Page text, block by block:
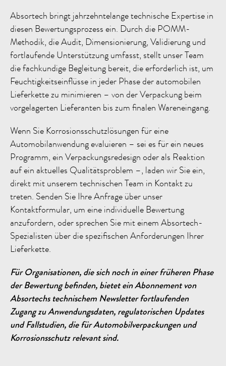
Absortech bringt jahrzehntelange technische Expertise in
diesen Bewertungsprozess ein. Durch die POMM-
Methodik, die Audit, Dimensionierung, Validierung und
fortlaufende Unterstützung umfasst, stellt unser Team
die fachkundige Begleitung bereit, die erforderlich ist, um
Feuchtigkeitseinflüsse in jeder Phase der automobilen
Lieferkette zu minimieren – von der Verpackung beim
vorgelagerten Lieferanten bis zum finalen Wareneingang.
Wenn Sie Korrosionsschutzlösungen für eine
Automobilanwendung evaluieren – sei es für ein neues
Programm, ein Verpackungsredesign oder als Reaktion
auf ein aktuelles Qualitätsproblem –, laden wir Sie ein,
direkt mit unserem technischen Team in Kontakt zu
treten. Senden Sie Ihre Anfrage über unser
Kontaktformular, um eine individuelle Bewertung
anzufordern, oder sprechen Sie mit einem Absortech-
Spezialisten über die spezifischen Anforderungen Ihrer
Lieferkette.
Für Organisationen, die sich noch in einer früheren Phase
der Bewertung befinden, bietet ein Abonnement von
Absortechs technischem Newsletter fortlaufenden
Zugang zu Anwendungsdaten, regulatorischen Updates
und Fallstudien, die für Automobilverpackungen und
Korrosionsschutz relevant sind.